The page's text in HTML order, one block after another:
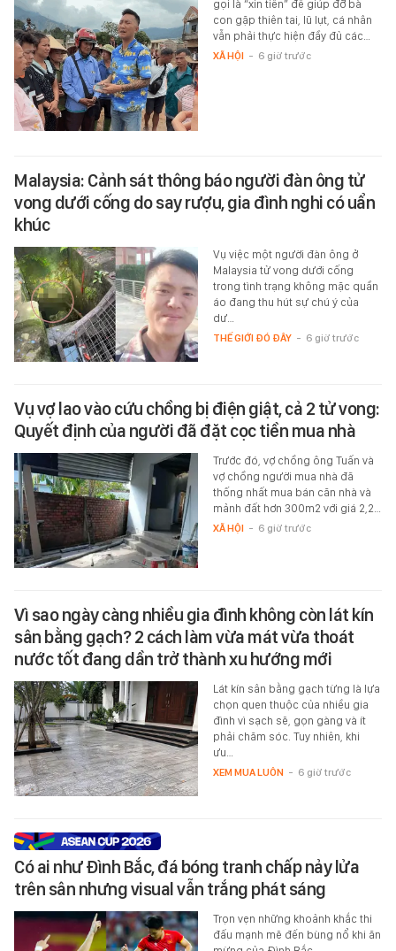
gọi là “xin tiền” để giúp đỡ bà
con gặp thiên tai, lũ lụt, cá nhân
vẫn phải thực hiện đầy đủ các…
XÃ HỘI - 6 giờ trước
Malaysia: Cảnh sát thông báo người đàn ông tử
vong dưới cống do say rượu, gia đình nghi có uẩn
khúc
Vụ việc một người đàn ông ở
Malaysia tử vong dưới cống
trong tình trạng không mặc quần
áo đang thu hút sự chú ý của
dư…
THẾ GIỚI ĐÓ ĐÂY - 6 giờ trước
Vụ vợ lao vào cứu chồng bị điện giật, cả 2 tử vong:
Quyết định của người đã đặt cọc tiền mua nhà
Trước đó, vợ chồng ông Tuấn và
vợ chồng người mua nhà đã
thống nhất mua bán căn nhà và
mảnh đất hơn 300m2 với giá 2,2…
XÃ HỘI - 6 giờ trước
Vì sao ngày càng nhiều gia đình không còn lát kín
sân bằng gạch? 2 cách làm vừa mát vừa thoát
nước tốt đang dần trở thành xu hướng mới
Lát kín sân bằng gạch từng là lựa
chọn quen thuộc của nhiều gia
đình vì sạch sẽ, gọn gàng và ít
phải chăm sóc. Tuy nhiên, khi
ưu…
XEM MUA LUÔN - 6 giờ trước
Có ai như Đình Bắc, đá bóng tranh chấp nảy lửa
trên sân nhưng visual vẫn trắng phát sáng
Trọn vẹn những khoảnh khắc thi
đấu mạnh mẽ đến bùng nổ khi ăn